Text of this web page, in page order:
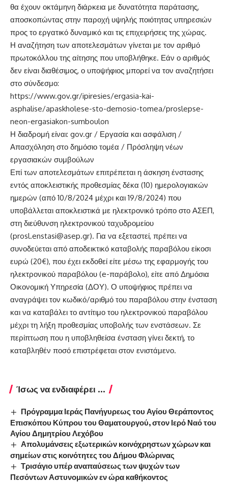
θα έχουν οκτάμηνη διάρκεια με δυνατότητα παράτασης,
αποσκοπώντας στην παροχή υψηλής ποιότητας υπηρεσιών
προς το εργατικό δυναμικό και τις επιχειρήσεις της χώρας.
Η αναζήτηση των αποτελεσμάτων γίνεται με τον αριθμό
πρωτοκόλλου της αίτησης που υποβλήθηκε. Εάν ο αριθμός
δεν είναι διαθέσιμος, ο υποψήφιος μπορεί να τον αναζητήσει
στο σύνδεσμο:
https://www.gov.gr/ipiresies/ergasia-kai-
asphalise/apaskholese-sto-demosio-tomea/proslepse-
neon-ergasiakon-sumboulon
Η διαδρομή είναι: gov.gr / Εργασία και ασφάλιση /
Απασχόληση στο δημόσιο τομέα / Πρόσληψη νέων
εργασιακών συμβούλων
Επί των αποτελεσμάτων επιτρέπεται η άσκηση ένστασης
εντός αποκλειστικής προθεσμίας δέκα (10) ημερολογιακών
ημερών (από 10/8/2024 μέχρι και 19/8/2024) που
υποβάλλεται αποκλειστικά με ηλεκτρονικό τρόπο στο ΑΣΕΠ,
στη διεύθυνση ηλεκτρονικού ταχυδρομείου
(prosl.enstasi@asep.gr). Για να εξεταστεί, πρέπει να
συνοδεύεται από αποδεικτικό καταβολής παραβόλου είκοσι
ευρώ (20€), που έχει εκδοθεί είτε μέσω της εφαρμογής του
ηλεκτρονικού παραβόλου (e-παράβολο), είτε από Δημόσια
Οικονομική Υπηρεσία (ΔΟΥ). Ο υποψήφιος πρέπει να
αναγράψει τον κωδικό/αριθμό του παραβόλου στην ένσταση
και να καταβάλει το αντίτιμο του ηλεκτρονικού παραβόλου
μέχρι τη λήξη προθεσμίας υποβολής των ενστάσεων. Σε
περίπτωση που η υποβληθείσα ένσταση γίνει δεκτή, το
καταβληθέν ποσό επιστρέφεται στον ενιστάμενο.
Ίσως να ενδιαφέρει ...
Πρόγραμμα Ιεράς Πανήγυρεως του Αγίου Θεράποντος
Επισκόπου Κύπρου του Θαματουργού, στον Ιερό Ναό του
Αγίου Δημητρίου Λεχόβου
Απολυμάνσεις εξωτερικών κοινόχρηστων χώρων και
σημείων στις κοινότητες του Δήμου Φλώρινας
Τρισάγιο υπέρ αναπαύσεως των ψυχών των
Πεσόντων Αστυνομικών εν ώρα καθήκοντος